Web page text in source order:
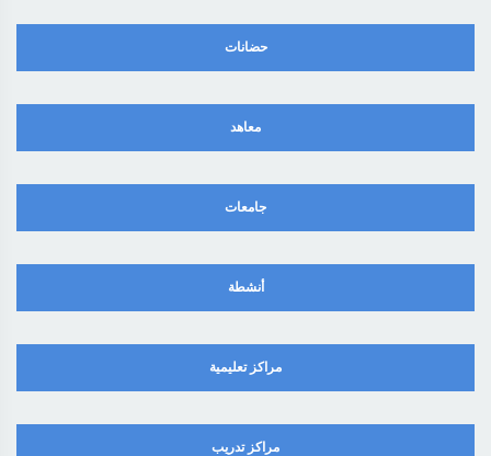
حضانات
معاهد
جامعات
أنشطة
مراكز تعليمية
مراكز تدريب